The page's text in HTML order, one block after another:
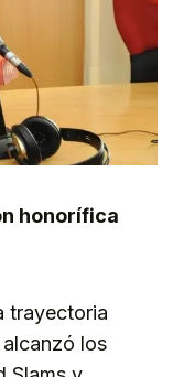
honorífica
trayectoria
los